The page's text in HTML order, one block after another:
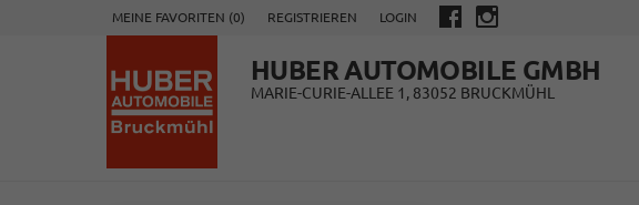
MEINE FAVORITEN (0) REGISTRIEREN LOGIN
HUBER AUTOMOBILE GMBH
MARIE-CURIE-ALLEE 1, 83052 BRUCKMÜHL